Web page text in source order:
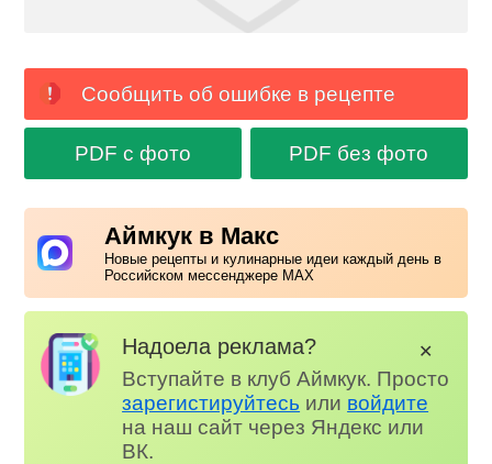
Сообщить об ошибке в рецепте
PDF с фото PDF без фото
Аймкук в Макс
Новые рецепты и кулинарные идеи каждый день в
Российском мессенджере MAX
Надоела реклама?
Вступайте в клуб Аймкук. Просто
зарегистируйтесь или войдите
на наш сайт через Яндекс или
ВК.
✕